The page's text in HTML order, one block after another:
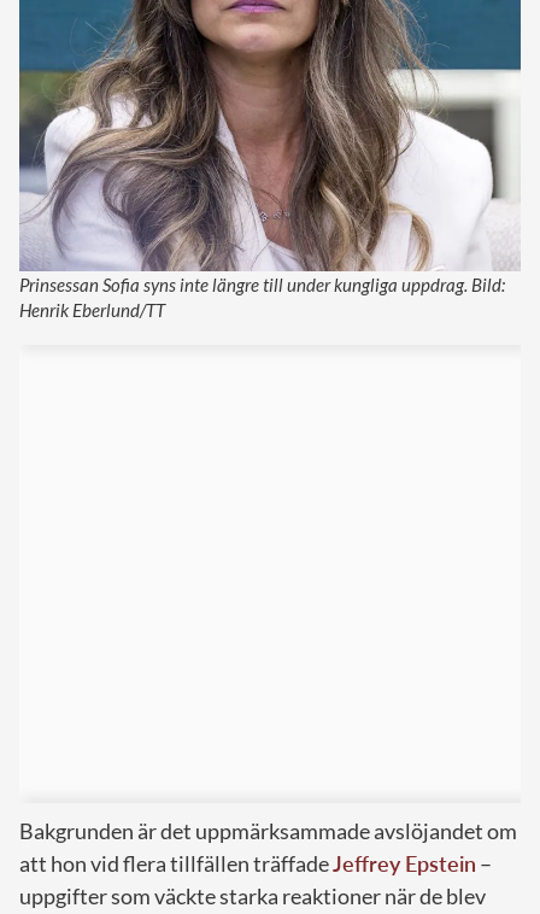
Prinsessan Sofia syns inte längre till under kungliga uppdrag. Bild:
Henrik Eberlund/TT
Bakgrunden är det uppmärksammade avslöjandet om
att hon vid flera tillfällen träffadeJeffrey Epstein –
uppgifter som väckte starka reaktioner när de blev